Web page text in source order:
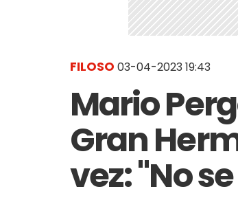
FILOSO 03-04-2023 19:43
Mario
Gran
vez: "No